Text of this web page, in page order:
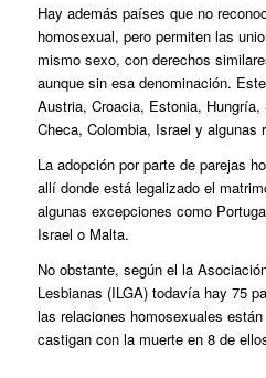
Hay además países que no
homosexual, pero permiten las
mismo sexo, con derechos
aunque sin esa denominación.
Austria, Croacia, Estonia,
Checa, Colombia, Israel y algunas
La adopción por parte de parejas
allí donde está legalizado el
algunas excepciones como
Israel o Malta.
No obstante, según el la
Lesbianas (ILGA) todavía hay 75
las relaciones homosexuales
castigan con la muerte en 8 de